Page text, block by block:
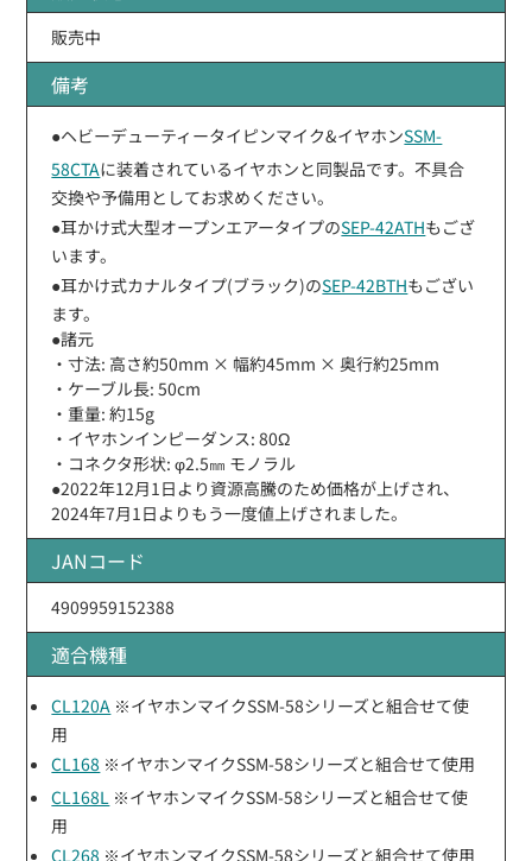
販売中
備考
●ヘビーデューティータイピンマイク&イヤホンSSM-
58CTAに装着されているイヤホンと同製品です。不具合
交換や予備用としてお求めください。
●耳かけ式大型オープンエアータイプのSEP-42ATHもござ
います。
●耳かけ式カナルタイプ(ブラック)のSEP-42BTHもござい
ます。
●諸元
・寸法: 高さ約50mm × 幅約45mm × 奥行約25mm
・ケーブル長: 50cm
・重量: 約15g
・イヤホンインピーダンス: 80Ω
・コネクタ形状: φ2.5㎜ モノラル
●2022年12月1日より資源高騰のため価格が上げされ、
2024年7月1日よりもう一度値上げされました。
JANコード
4909959152388
適合機種
CL120A ※イヤホンマイクSSM-58シリーズと組合せて使
用
CL168 ※イヤホンマイクSSM-58シリーズと組合せて使用
CL168L ※イヤホンマイクSSM-58シリーズと組合せて使
用
CL268 ※イヤホンマイクSSM-58シリーズと組合せて使用